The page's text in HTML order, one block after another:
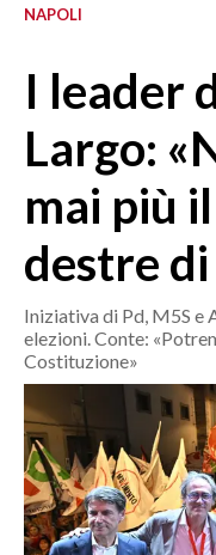
MEDIO CAMPIDANO
ORISTANO E PROVINCIA
SASSARI E PROVINCIA
GALLURA
NUORO E PROVINCIA
OGLIASTRA
AGENDA
ITALIA
MONDO
POLITICA
NAPOLI
I leader
Largo:
mai più
destre
Iniziativa di Pd, M5S e
elezioni. Conte:
Costituzione»